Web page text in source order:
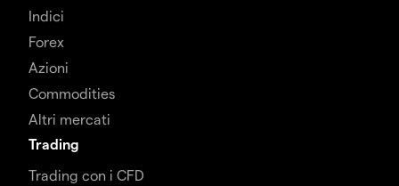
Indici
Forex
Azioni
Commodities
Altri mercati
Trading
Trading con i CFD